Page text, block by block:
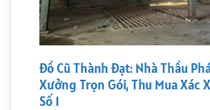
Đồ Cũ Thành Đạt: Nhà Thầu
Xưởng Trọn Gói, Thu Mua Xác
Số 1